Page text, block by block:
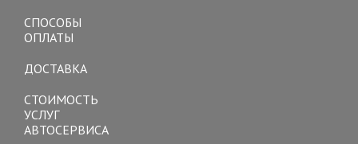
СПОСОБЫ
ОПЛАТЫ
ДОСТАВКА
СТОИМОСТЬ
УСЛУГ
АВТОСЕРВИСА